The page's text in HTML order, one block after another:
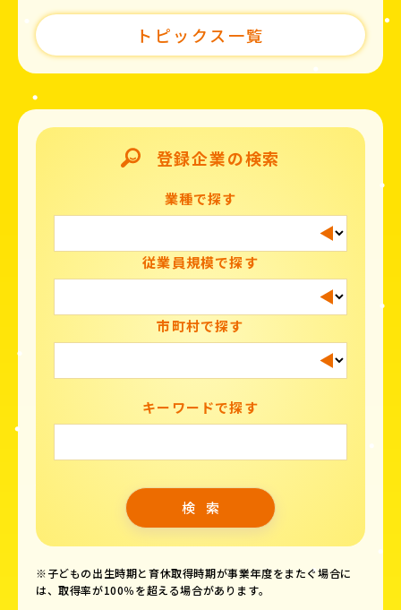
トピックス一覧
登録企業の検索
業種で探す
従業員規模で探す
市町村で探す
キーワードで探す
※子どもの出生時期と育休取得時期が事業年度をまたぐ場合に
は、取得率が100％を超える場合があります。